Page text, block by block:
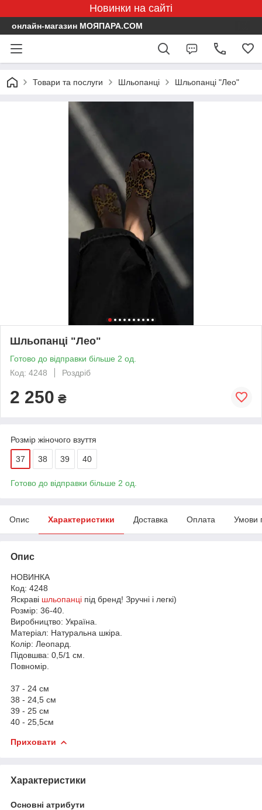
Новинки на сайті
онлайн-магазин МОЯПАРА.COM
Товари та послуги Шльопанці Шльопанці "Лео"
Шльопанці "Лео"
Готово до відправки більше 2 од.
Код: 4248
Роздріб
2 250 ₴
Розмір жіночого взуття
37 38 39 40
Готово до відправки більше 2 од.
Опис Характеристики Доставка Оплата Умови
Опис
НОВИНКА
Код: 4248
Яскраві шльопанці під бренд! Зручні і легкі)
Розмір: 36-40.
Виробництво: Україна.
Матеріал: Натуральна шкіра.
Колір: Леопард.
Підовшва: 0,5/1 см.
Повномір.
37 - 24 см
38 - 24,5 см
39 - 25 см
40 - 25,5см
Приховати
Характеристики
Основні атрибути